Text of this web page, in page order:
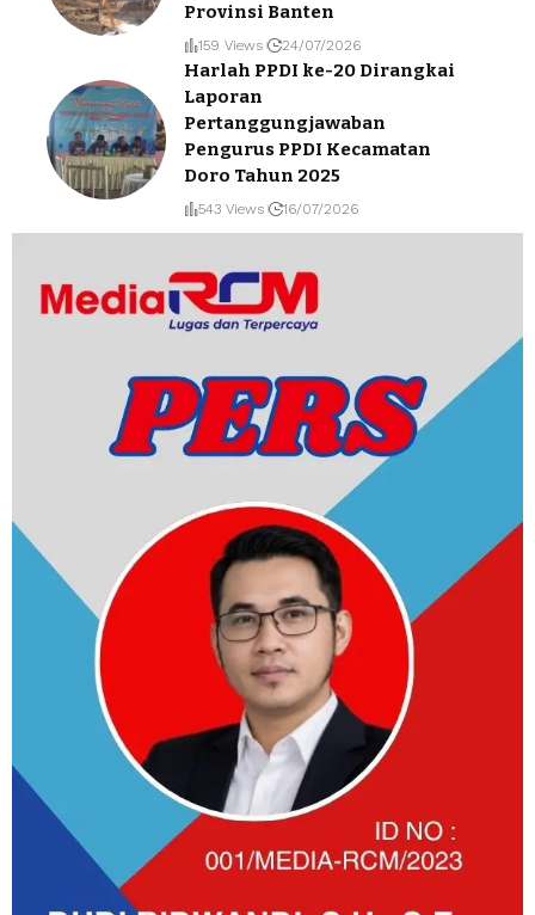
Provinsi Banten
159 Views 24/07/2026
Harlah PPDI ke-20 Dirangkai
Laporan
Pertanggungjawaban
Pengurus PPDI Kecamatan
Doro Tahun 2025
543 Views 16/07/2026